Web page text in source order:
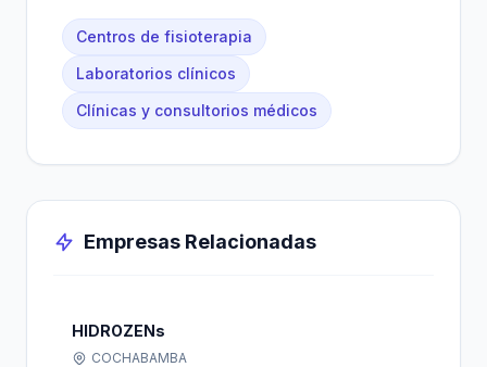
Centros de fisioterapia
Laboratorios clínicos
Clínicas y consultorios médicos
Empresas Relacionadas
HIDROZENs
COCHABAMBA